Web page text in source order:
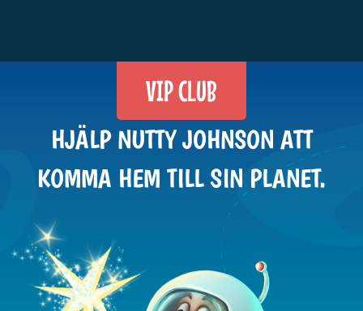
VIP CLUB
HJÄLP NUTTY JOHNSON ATT
KOMMA HEM TILL SIN PLANET.